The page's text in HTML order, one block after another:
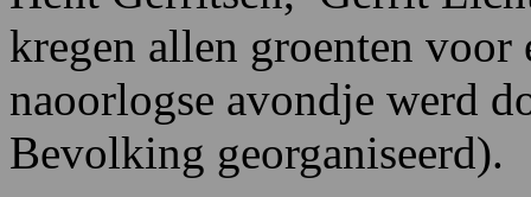
kregen allen groenten voor
naoorlogse avondje werd
Bevolking georganiseerd).